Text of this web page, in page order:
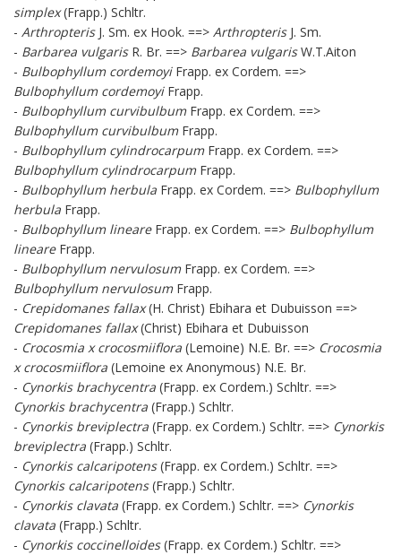
simplex(Frapp.) Schltr.
- ArthropterisJ. Sm. ex Hook. ==> ArthropterisJ. Sm.
- Barbarea vulgarisR. Br. ==> Barbarea vulgarisW.T.Aiton
- Bulbophyllum cordemoyiFrapp. ex Cordem. ==>
Bulbophyllum cordemoyiFrapp.
- Bulbophyllum curvibulbumFrapp. ex Cordem. ==>
Bulbophyllum curvibulbumFrapp.
- Bulbophyllum cylindrocarpumFrapp. ex Cordem. ==>
Bulbophyllum cylindrocarpumFrapp.
- Bulbophyllum herbula Frapp. ex Cordem. ==> Bulbophyllum
herbula Frapp.
- Bulbophyllum lineareFrapp. ex Cordem. ==> Bulbophyllum
lineareFrapp.
- Bulbophyllum nervulosumFrapp. ex Cordem. ==>
Bulbophyllum nervulosumFrapp.
- Crepidomanes fallax(H. Christ) Ebihara et Dubuisson ==>
Crepidomanes fallax(Christ) Ebihara et Dubuisson
- Crocosmia x crocosmiiflora (Lemoine) N.E. Br. ==> Crocosmia
x crocosmiiflora (Lemoine ex Anonymous) N.E. Br.
- Cynorkis brachycentra (Frapp. ex Cordem.) Schltr. ==>
Cynorkis brachycentra (Frapp.) Schltr.
- Cynorkis breviplectra (Frapp. ex Cordem.) Schltr. ==> Cynorkis
breviplectra (Frapp.) Schltr.
- Cynorkis calcaripotens(Frapp. ex Cordem.) Schltr. ==>
Cynorkis calcaripotens(Frapp.) Schltr.
- Cynorkis clavata (Frapp. ex Cordem.) Schltr. ==> Cynorkis
clavata (Frapp.) Schltr.
- Cynorkis coccinelloides(Frapp. ex Cordem.) Schltr. ==>